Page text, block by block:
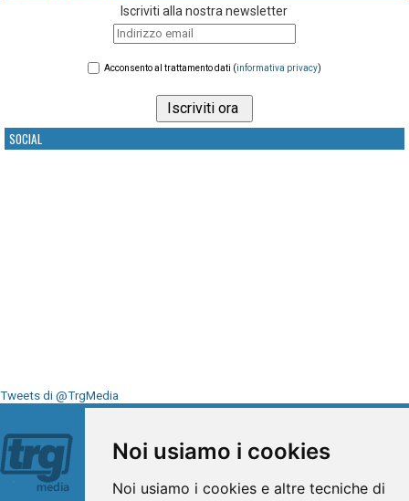
Noi usiamo i cookies
Noi usiamo i cookies e altre tecniche di
Iscriviti alla nostra newsletter
Acconsento al trattamento dati (informativa privacy)
SOCIAL
Tweets di @TrgMedia